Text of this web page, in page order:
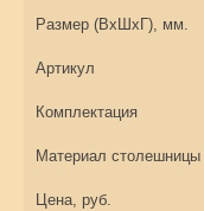
Размер (ВхШхГ), мм.
Артикул
Комплектация
Материал столешницы
Цена, руб.